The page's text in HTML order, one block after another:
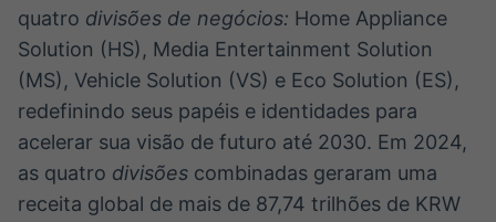
quatro divisões de negócios: Home Appliance
Solution (HS), Media Entertainment Solution
(MS), Vehicle Solution (VS) e Eco Solution (ES),
redefinindo seus papéis e identidades para
acelerar sua visão de futuro até 2030. Em 2024,
as quatro divisões combinadas geraram uma
receita global de mais de 87,74 trilhões de KRW